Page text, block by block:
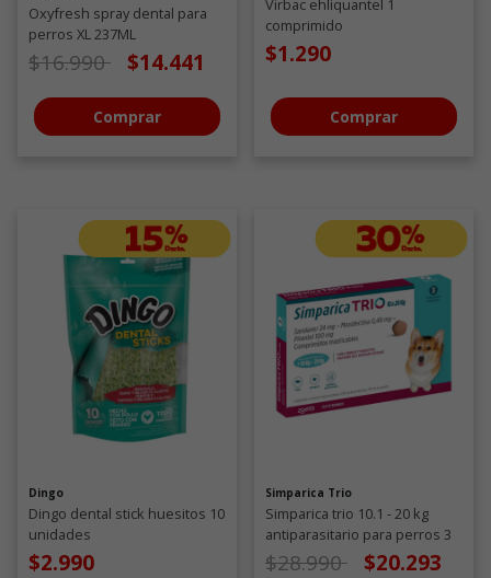
Oxyfresh spray dental para
perros XL 237ML
Precio de oferta desde
$16.990a $14.441
Comprar
Virbac ehliquantel 1
comprimido
$1.290
Comprar
Dingo
Dingo dental stick huesitos 10
unidades
$2.990
Simparica Trio
Simparica trio 10.1 - 20 kg
antiparasitario para perros 3
comprimidos
Precio de oferta desde
$28.990a $20.293